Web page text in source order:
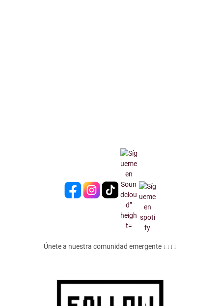
Únete a nuestra comunidad emergente ↓↓↓↓